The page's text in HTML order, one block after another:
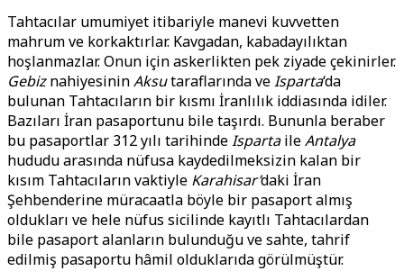
Tahtacılar umumiyet itibariyle manevi kuvvetten
mahrum ve korkaktırlar. Kavgadan, kabadayılıktan
hoşlanmazlar. Onun için askerlikten pek ziyade çekinirler.
GebiznahiyesininAksutaraflarında veIsparta‘da
bulunan Tahtacıların bir kısmı İranlılık iddiasında idiler.
Bazıları İran pasaportunu bile taşırdı. Bununla beraber
bu pasaportlar 312 yılı tarihindeIspartaileAntalya
hududu arasında nüfusa kaydedilmeksizin kalan bir
kısım Tahtacıların vaktiyle Karahisar’daki İran
Şehbenderine müracaatla böyle bir pasaport almış
oldukları ve hele nüfus sicilinde kayıtlı Tahtacılardan
bile pasaport alanların bulunduğu ve sahte, tahrif
edilmiş pasaportu hâmil olduklarıda görülmüştür.